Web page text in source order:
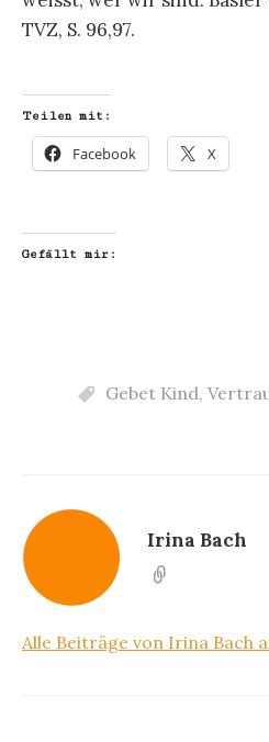
TVZ, S. 96,97.
Teilen mit:
Facebook X
Gefällt mir:
Gebet Kind,
Irina Bach
Alle Beiträge von Irina Bach